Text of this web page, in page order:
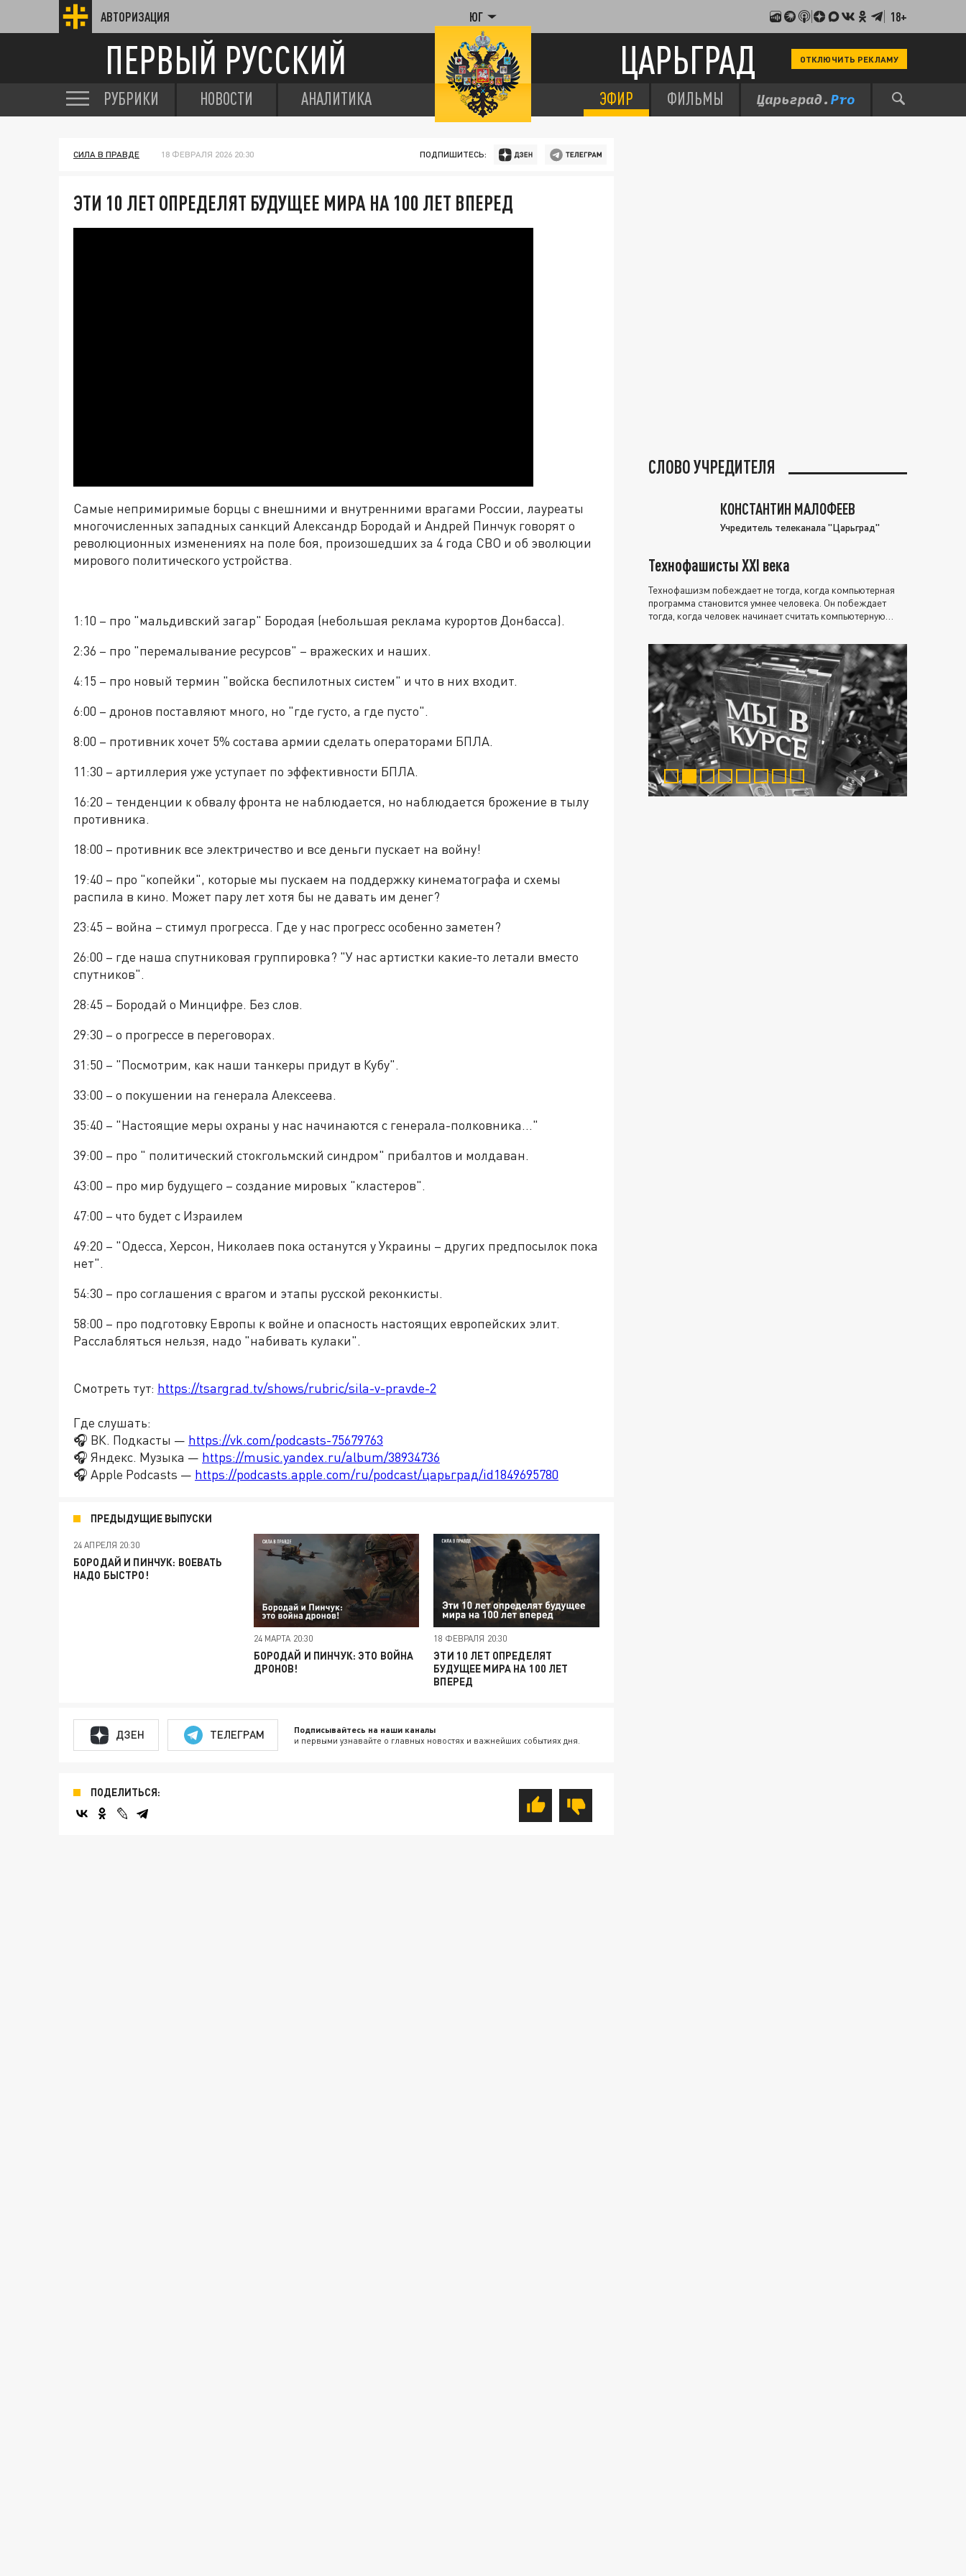
АВТОРИЗАЦИЯ ЮГ 18+
ПЕРВЫЙ РУССКИЙ ЦАРЬГРАД ОТКЛЮЧИТЬ РЕКЛАМУ
РУБРИКИ НОВОСТИ АНАЛИТИКА ЭФИР ФИЛЬМЫ
СИЛА В ПРАВДЕ 18 ФЕВРАЛЯ 2026 20:30 ПОДПИШИТЕСЬ:
ЭТИ 10 ЛЕТ ОПРЕДЕЛЯТ БУДУЩЕЕ МИРА НА 100 ЛЕТ ВПЕРЕД
Самые непримиримые борцы с внешними и внутренними врагами России, лауреаты
многочисленных западных санкций Александр Бородай и Андрей Пинчук говорят о
революционных изменениях на поле боя, произошедших за 4 года СВО и об эволюции
мирового политического устройства.
1:10 – про "мальдивский загар" Бородая (небольшая реклама курортов Донбасса).
2:36 – про "перемалывание ресурсов" – вражеских и наших.
4:15 – про новый термин "войска беспилотных систем" и что в них входит.
6:00 – дронов поставляют много, но "где густо, а где пусто".
8:00 – противник хочет 5% состава армии сделать операторами БПЛА.
11:30 – артиллерия уже уступает по эффективности БПЛА.
16:20 – тенденции к обвалу фронта не наблюдается, но наблюдается брожение в тылу
противника.
18:00 – противник все электричество и все деньги пускает на войну!
19:40 – про "копейки", которые мы пускаем на поддержку кинематографа и схемы
распила в кино. Может пару лет хотя бы не давать им денег?
23:45 – война – стимул прогресса. Где у нас прогресс особенно заметен?
26:00 – где наша спутниковая группировка? "У нас артистки какие-то летали вместо
спутников".
28:45 – Бородай о Минцифре. Без слов.
29:30 – о прогрессе в переговорах.
31:50 – "Посмотрим, как наши танкеры придут в Кубу".
33:00 – о покушении на генерала Алексеева.
35:40 – "Настоящие меры охраны у нас начинаются с генерала-полковника…"
39:00 – про " политический стокгольмский синдром" прибалтов и молдаван.
43:00 – про мир будущего – создание мировых "кластеров".
47:00 – что будет с Израилем
49:20 – "Одесса, Херсон, Николаев пока останутся у Украины – других предпосылок пока
нет".
54:30 – про соглашения с врагом и этапы русской реконкисты.
58:00 – про подготовку Европы к войне и опасность настоящих европейских элит.
Расслабляться нельзя, надо "набивать кулаки".
Смотреть тут: https://tsargrad.tv/shows/rubric/sila-v-pravde-2
Где слушать:
🎧 ВК. Подкасты — https://vk.com/podcasts-75679763
🎧 Яндекс. Музыка — https://music.yandex.ru/album/38934736
🎧 Apple Podcasts — https://podcasts.apple.com/ru/podcast/царьград/id1849695780
ПРЕДЫДУЩИЕ ВЫПУСКИ
24 АПРЕЛЯ 20:30
БОРОДАЙ И ПИНЧУК: ВОЕВАТЬ
НАДО БЫСТРО!
24 МАРТА 20:30
БОРОДАЙ И ПИНЧУК: ЭТО ВОЙНА
ДРОНОВ!
18 ФЕВРАЛЯ 20:30
ЭТИ 10 ЛЕТ ОПРЕДЕЛЯТ
БУДУЩЕЕ МИРА НА 100 ЛЕТ
ВПЕРЕД
ДЗЕН ТЕЛЕГРАМ Подписывайтесь на наши каналы
и первыми узнавайте о главных новостях и важнейших событиях дня.
ПОДЕЛИТЬСЯ:
СЛОВО УЧРЕДИТЕЛЯ
КОНСТАНТИН МАЛОФЕЕВ
Учредитель телеканала "Царьград"
Технофашисты XXI века
Технофашизм побеждает не тогда, когда компьютерная
программа становится умнее человека. Он побеждает
тогда, когда человек начинает считать компьютерную